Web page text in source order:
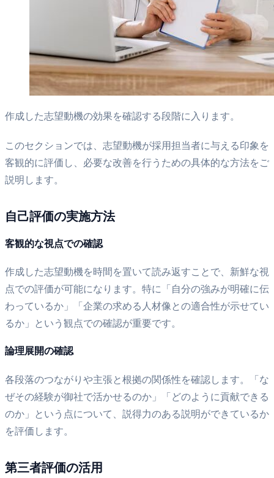
作成した志望動機の効果を確認する段階に入ります。
このセクションでは、志望動機が採用担当者に与える印象を
客観的に評価し、必要な改善を行うための具体的な方法をご
説明します。
自己評価の実施方法
客観的な視点での確認
作成した志望動機を時間を置いて読み返すことで、新鮮な視
点での評価が可能になります。特に「自分の強みが明確に伝
わっているか」「企業の求める人材像との適合性が示せてい
るか」という観点での確認が重要です。
論理展開の確認
各段落のつながりや主張と根拠の関係性を確認します。「な
ぜその経験が御社で活かせるのか」「どのように貢献できる
のか」という点について、説得力のある説明ができているか
を評価します。
第三者評価の活用